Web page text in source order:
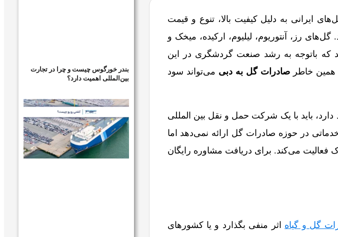
ایرانی به دلیل کیفیت بالا، تنوع و قیمت
رز، آنتوریوم، لیلیوم، ارکیده، میخک و
که باتوجه به رشد صنعت گردشگری در این
همین خاطرصادرات گل به دبی می‌تواند سود
باید با یک شرکت حمل و نقل بین المللی
در حوزه صادرات گل ارائه نمی‌دهد اما
می‌کند. برای دریافت مشاوره رایگان
گل و گیاه اثر منفی بگذارد و یا کشورهای
بندر خورگوس چیست و چرا در تجارت
بین‌المللی اهمیت دارد؟